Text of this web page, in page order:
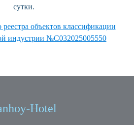
сутки.
объектов классификации
индустрии №С032025005550
Hotel